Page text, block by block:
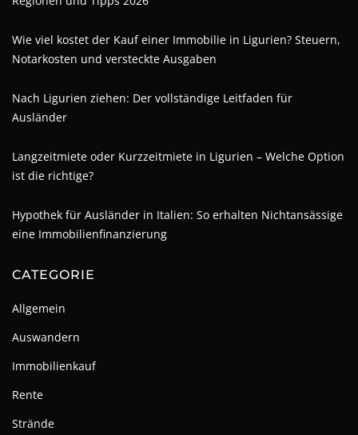
Wie viel kostet der Kauf einer Immobilie in Ligurien? Steuern,
Notarkosten und versteckte Ausgaben
Nach Ligurien ziehen: Der vollständige Leitfaden für
Ausländer
Langzeitmiete oder Kurzzeitmiete in Ligurien – Welche Option
ist die richtige?
Hypothek für Ausländer in Italien: So erhalten Nichtansässige
eine Immobilienfinanzierung
CATEGORIE
Allgemein
Auswandern
Immobilienkauf
Rente
Strände